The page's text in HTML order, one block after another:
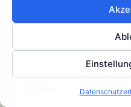
Über Alfredo